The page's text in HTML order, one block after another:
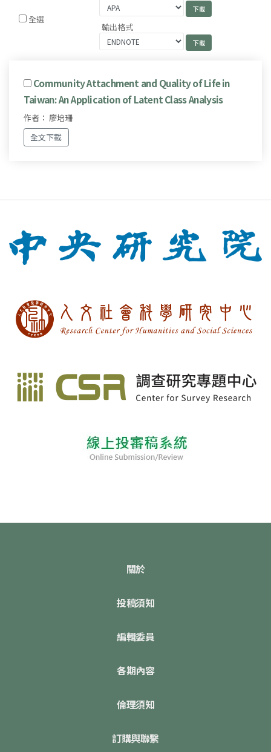
全選
輸出格式
Community Attachment and Quality of Life in
Taiwan: An Application of Latent Class Analysis
作者： 廖培珊
全文下載
關於
投稿須知
編輯委員
各期內容
倫理須知
訂購與聯繫